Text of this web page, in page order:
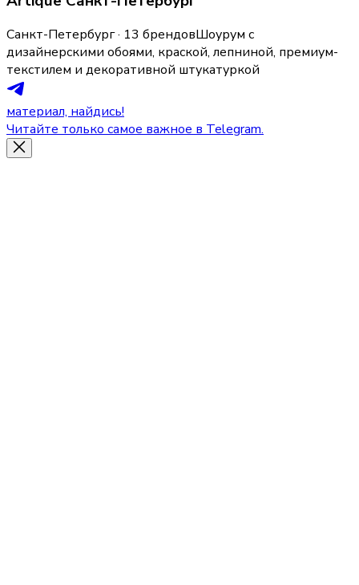
Санкт-Петербург · 13 брендовШоурум с
дизайнерскими обоями, краской, лепниной, премиум-
текстилем и декоративной штукатуркой
материал, найдись!
Читайте только самое важное в Telegram.